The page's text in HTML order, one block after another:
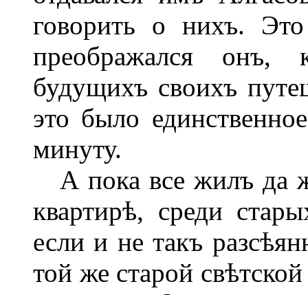
говорить о нихъ.
преображался онъ,
будущихъ своихъ
это было
минуту.
А пока все жилъ да
квартирѣ, среди
если и не такъ
той же старой